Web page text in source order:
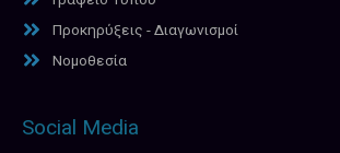
Προκηρύξεις - Διαγωνισμοί
Νομοθεσία
Social Media